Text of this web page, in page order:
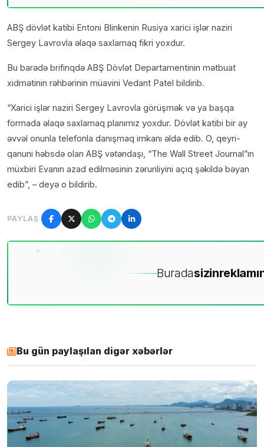
ABŞ dövlət katibi Entoni Blinkenin Rusiya xarici işlər naziri
Sergey Lavrovla əlaqə saxlamaq fikri yoxdur.
Bu barədə brifinqdə ABŞ Dövlət Departamentinin mətbuat
xidmətinin rəhbərinin müavini Vedant Patel bildirib.
“Xarici işlər naziri Sergey Lavrovla görüşmək və ya başqa
formada əlaqə saxlamaq planımız yoxdur. Dövlət katibi bir ay
əvvəl onunla telefonla danışmaq imkanı əldə edib. O, qeyri-
qanuni həbsdə olan ABŞ vətəndaşı, “The Wall Street Journal”ın
müxbiri Evanın azad edilməsinin zəruriliyini açıq şəkildə bəyan
edib”, – deyə o bildirib.
PAYLAŞ
Buradasizin
Bu gün paylaşılan digər xəbərlər